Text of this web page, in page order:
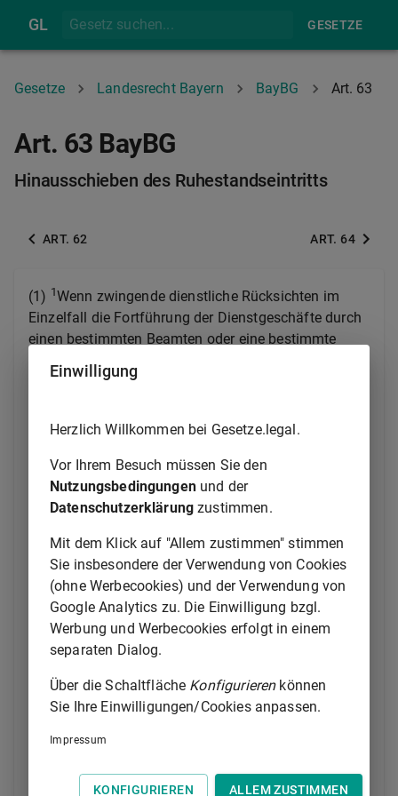
GL GESETZE
Gesetze Landesrecht Bayern BayBG Art. 63
Art. 63 BayBG
Hinausschieben des Ruhestandseintritts
ART. 62 ART. 64
(1) 1Wenn zwingende dienstliche Rücksichten im
Einzelfall die Fortführung der Dienstgeschäfte durch
einen bestimmten Beamten oder eine bestimmte
Beamtin erfordern, kann der Eintritt in den Ruhestand
über die gesetzlich festgesetzte Altersgrenze für eine
übersteigen darf, hinausgeschoben werden,
Entscheidung trifft bei den Beamten und Beamtinnen
der Staatskanzlei und der Staatsministerien von der
Besoldungsgruppe A 16 an, den in der
Besoldungsordnung B aufgeführten Vorständen der
den Staatsministerien unmittelbar nachgeordneten
Behörden sowie den Generalstaatsanwälten und
Generalstaatsanwältinnen die Staatsregierung, bei
den übrigen Beamten und Beamtinnen die oberste
Dienstbehörde.
1Wenn die Fortführung der Dienstgeschäfte im
dienstlichen Interesse liegt, kann der Eintritt in den
festgesetzte Altersgrenze für eine bestimmte Frist,
hinausgeschoben werden, höchstens jedoch um drei
Einwilligung
Herzlich Willkommen bei Gesetze.legal.
Vor Ihrem Besuch müssen Sie den
Nutzungsbedingungenund der
Datenschutzerklärung zustimmen.
Mit dem Klick auf "Allem zustimmen" stimmen
Sie insbesondere der Verwendung von Cookies
(ohne Werbecookies) und der Verwendung von
Google Analytics zu. Die Einwilligung bzgl.
Werbung und Werbecookies erfolgt in einem
separaten Dialog.
Über die Schaltfläche Konfigurierenkönnen
Sie Ihre Einwilligungen/Cookies anpassen.
Impressum
KONFIGURIEREN ALLEM ZUSTIMMEN